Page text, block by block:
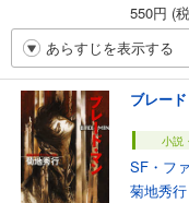
550円 (
あらすじを表示する
ブレー
小説
SF・フ
菊地秀行